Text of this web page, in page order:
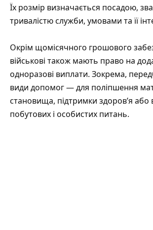
Їх розмір визначається посадою,
тривалістю служби, умовами та її
Окрім щомісячного грошового
військові також мають право на
одноразові виплати. Зокрема,
види допомог — для поліпшення
становища, підтримки здоров’я або
побутових і особистих питань.